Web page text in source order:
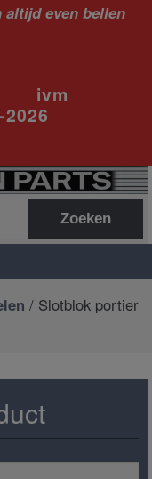
altijd even bellen
Zoeken
/ Slotblok portier